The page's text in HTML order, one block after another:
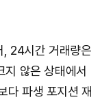
24시간 거래량은
않은 상태에서
다 파생 포지션 재